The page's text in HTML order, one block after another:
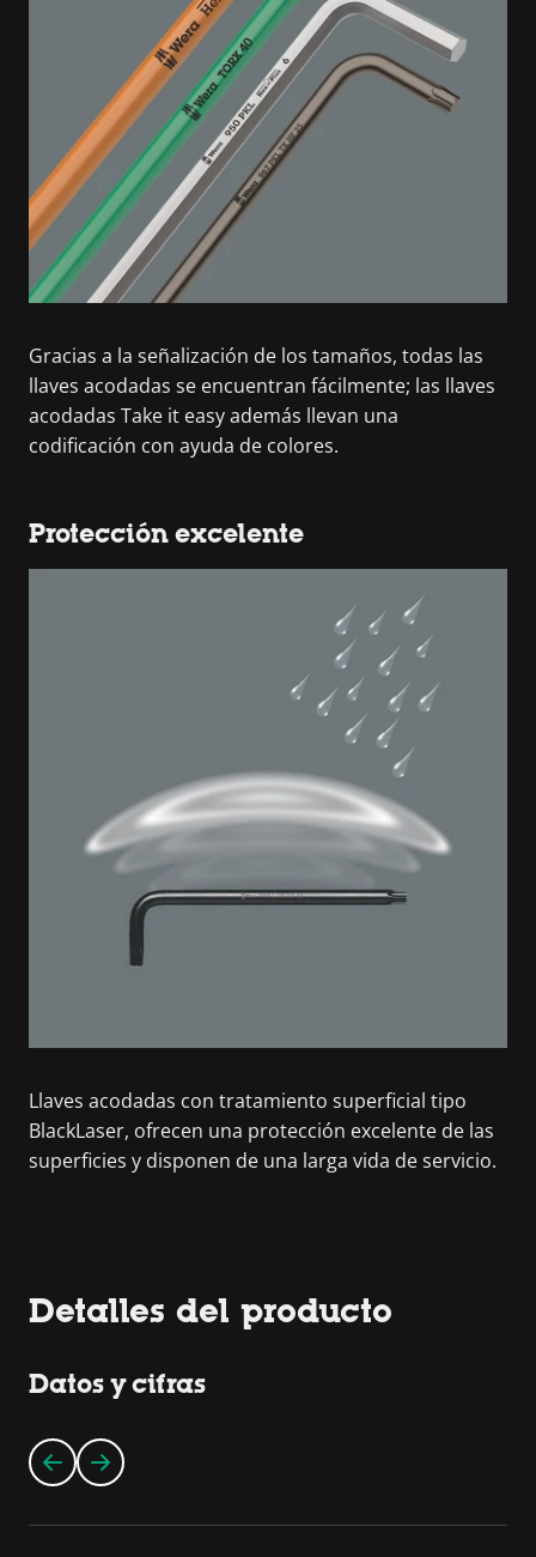
Gracias a la señalización de los tamaños, todas las
llaves acodadas se encuentran fácilmente; las llaves
acodadas Take it easy además llevan una
codificación con ayuda de colores.
Protección excelente
Llaves acodadas con tratamiento superficial tipo
BlackLaser, ofrecen una protección excelente de las
superficies y disponen de una larga vida de servicio.
Detalles del producto
Datos y cifras